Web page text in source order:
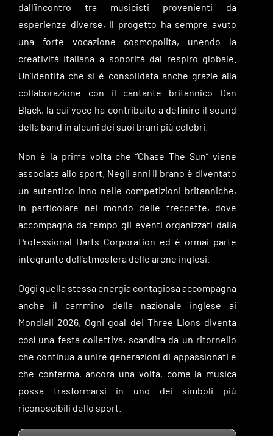
dall’incontro tra musicisti provenienti da
esperienze diverse, il progetto ha sempre avuto
una forte vocazione cosmopolita, unendo la
creatività italiana a sonorità dal respiro globale.
Un’identità che si è consolidata anche grazie alla
collaborazione con il cantante britannico Dan
Black, la cui voce ha contribuito a definire il sound
della band in alcuni dei suoi brani più celebri.
Non è la prima volta che “Chase The Sun” viene
associata allo sport. Negli anni il brano è diventato
un autentico inno nelle competizioni britanniche,
in particolare nel mondo delle freccette, dove
accompagna da tempo gli eventi organizzati dalla
Professional Darts Corporation ed è ormai parte
integrante dell’atmosfera delle arene inglesi.
Oggi quella stessa energia contagiosa accompagna
anche il cammino della nazionale inglese ai
Mondiali 2026. Ogni goal dei Three Lions diventa
così una festa collettiva, scandita da un ritornello
che continua a unire generazioni di appassionati e
che conferma, ancora una volta, come la musica
possa trasformarsi in uno dei simboli più
riconoscibili dello sport.